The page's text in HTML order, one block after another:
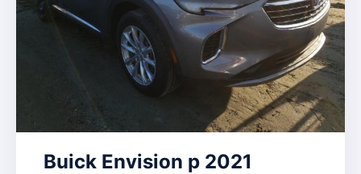
Buick Envision p 2021